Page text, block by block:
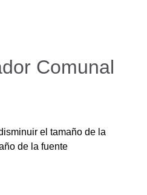
Comunal
el tamaño de la
de la fuente